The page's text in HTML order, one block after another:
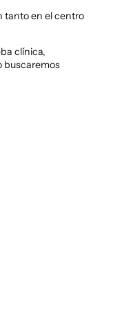
tanto en el centro
clínica,
buscaremos